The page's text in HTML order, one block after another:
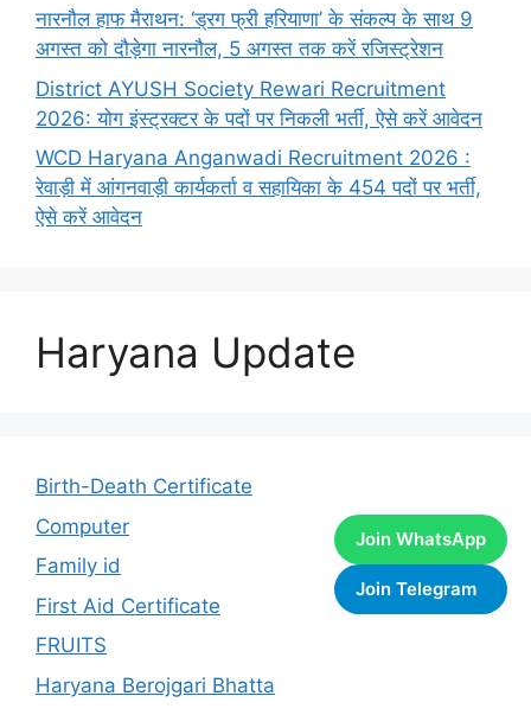
Join WhatsApp
Join Telegram
नारनौल हाफ मैराथन: ‘ड्रग फ्री हरियाणा’ के संकल्प के साथ 9
अगस्त को दौड़ेगा नारनौल, 5 अगस्त तक करें रजिस्ट्रेशन
District AYUSH Society Rewari Recruitment
2026: योग इंस्ट्रक्टर के पदों पर निकली भर्ती, ऐसे करें आवेदन
WCD Haryana Anganwadi Recruitment 2026 :
रेवाड़ी में आंगनवाड़ी कार्यकर्ता व सहायिका के 454 पदों पर भर्ती,
ऐसे करें आवेदन
Haryana Update
Birth-Death Certificate
Computer
Family id
First Aid Certificate
FRUITS
Haryana Berojgari Bhatta